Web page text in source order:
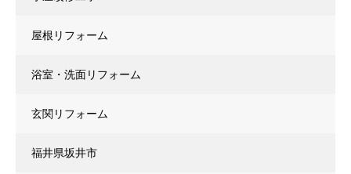
屋根リフォーム
浴室・洗面リフォーム
玄関リフォーム
福井県坂井市